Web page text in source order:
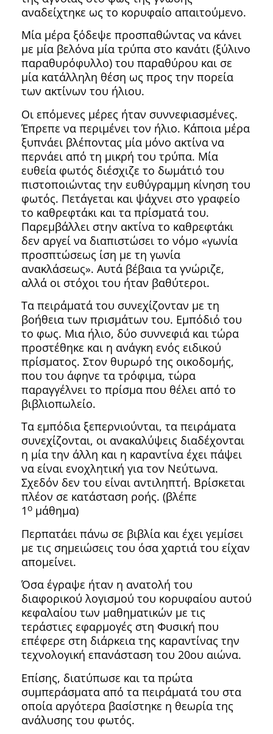
αναδείχτηκε ως το κορυφαίο απαιτούμενο.
Μία μέρα ξόδεψε προσπαθώντας να κάνει
με μία βελόνα μία τρύπα στο κανάτι (ξύλινο
παραθυρόφυλλο) του παραθύρου και σε
μία κατάλληλη θέση ως προς την πορεία
των ακτίνων του ήλιου.
Οι επόμενες μέρες ήταν συννεφιασμένες.
Έπρεπε να περιμένει τον ήλιο. Κάποια μέρα
ξυπνάει βλέποντας μία μόνο ακτίνα να
περνάει από τη μικρή του τρύπα. Μία
ευθεία φωτός διέσχιζε το δωμάτιό του
πιστοποιώντας την ευθύγραμμη κίνηση του
φωτός. Πετάγεται και ψάχνει στο γραφείο
το καθρεφτάκι και τα πρίσματά του.
Παρεμβάλλει στην ακτίνα το καθρεφτάκι
δεν αργεί να διαπιστώσει το νόμο «γωνία
προσπτώσεως ίση με τη γωνία
ανακλάσεως». Αυτά βέβαια τα γνώριζε,
αλλά οι στόχοι του ήταν βαθύτεροι.
Τα πειράματά του συνεχίζονταν με τη
βοήθεια των πρισμάτων του. Εμπόδιό του
το φως. Μια ήλιο, δύο συννεφιά και τώρα
προστέθηκε και η ανάγκη ενός ειδικού
πρίσματος. Στον θυρωρό της οικοδομής,
που του άφηνε τα τρόφιμα, τώρα
παραγγέλνει το πρίσμα που θέλει από το
βιβλιοπωλείο.
Τα εμπόδια ξεπερνιούνται, τα πειράματα
συνεχίζονται, οι ανακαλύψεις διαδέχονται
η μία την άλλη και η καραντίνα έχει πάψει
να είναι ενοχλητική για τον Νεύτωνα.
Σχεδόν δεν του είναι αντιληπτή. Βρίσκεται
πλέον σε κατάσταση ροής. (βλέπε
1ο μάθημα)
Περπατάει πάνω σε βιβλία και έχει γεμίσει
με τις σημειώσεις του όσα χαρτιά του είχαν
απομείνει.
Όσα έγραψε ήταν η ανατολή του
διαφορικού λογισμού του κορυφαίου αυτού
κεφαλαίου των μαθηματικών με τις
τεράστιες εφαρμογές στη Φυσική που
επέφερε στη διάρκεια της καραντίνας την
τεχνολογική επανάσταση του 20ου αιώνα.
Επίσης, διατύπωσε και τα πρώτα
συμπεράσματα από τα πειράματά του στα
οποία αργότερα βασίστηκε η θεωρία της
ανάλυσης του φωτός.